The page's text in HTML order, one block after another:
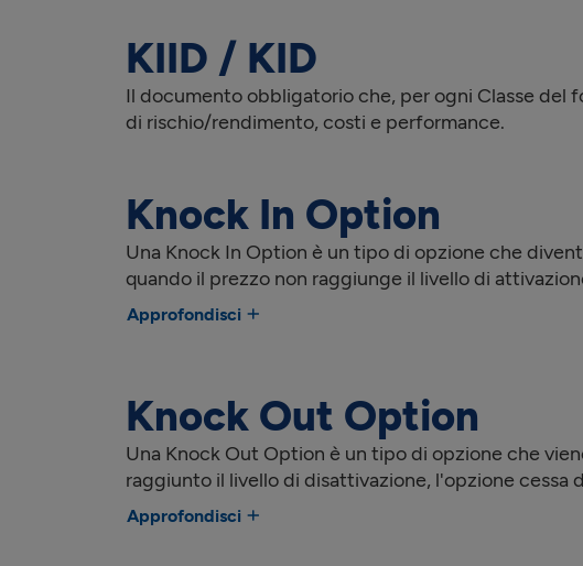
KIID / KID
Il documento obbligatorio che, per ogni Classe
di rischio/rendimento, costi e performance.
Knock In Option
Una Knock In Option è un tipo di opzione che
quando il prezzo non raggiunge il livello di
Approfondisci
Knock Out Option
Una Knock Out Option è un tipo di opzione che
raggiunto il livello di disattivazione, l'opzione cessa
Approfondisci